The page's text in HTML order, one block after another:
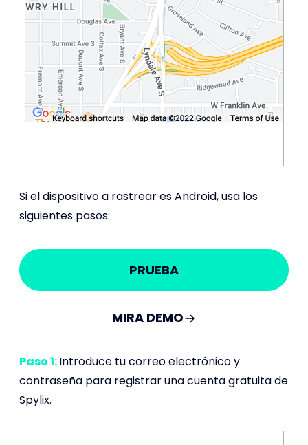
Si el dispositivo a rastrear es Android, usa los
siguientes pasos:
PRUEBA
MIRA DEMO
Paso 1:Introduce tu correo electrónico y
contraseña para registrar una cuenta gratuita de
Spylix.